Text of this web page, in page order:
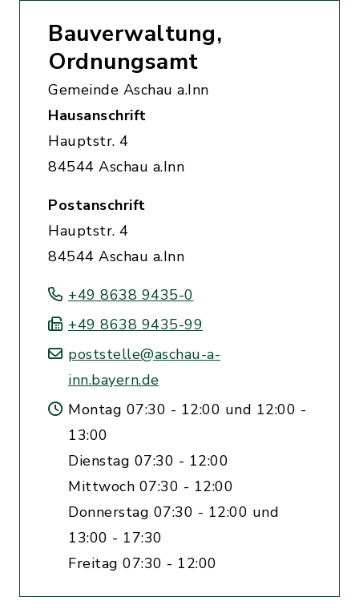
Bauverwaltung,
Ordnungsamt
Gemeinde Aschau a.Inn
Hausanschrift
Hauptstr. 4
84544 Aschau a.Inn
Postanschrift
Hauptstr. 4
84544 Aschau a.Inn
+49 8638 9435-0
+49 8638 9435-99
poststelle@aschau-a-
inn.bayern.de
Montag 07:30 - 12:00 und 12:00 -
13:00
Dienstag 07:30 - 12:00
Mittwoch 07:30 - 12:00
Donnerstag 07:30 - 12:00 und
13:00 - 17:30
Freitag 07:30 - 12:00